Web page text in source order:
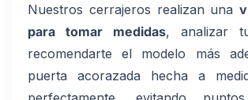
Nuestros cerrajeros realizan una
para tomar medidas, analizar
recomendarte el modelo más
puerta acorazada hecha a